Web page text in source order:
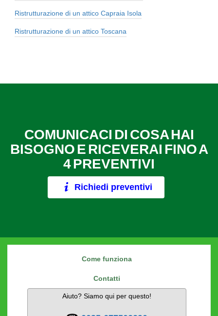
Ristrutturazione di un attico Capraia Isola
Ristrutturazione di un attico Toscana
COMUNICACI DI COSA HAI
BISOGNO E RICEVERAI FINO A
4 PREVENTIVI
Richiedi preventivi
Come funziona
Contatti
Aiuto? Siamo qui per questo!